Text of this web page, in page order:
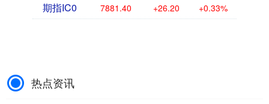
期指IC0 7881.40 +26.20 +0.33%
热点资讯